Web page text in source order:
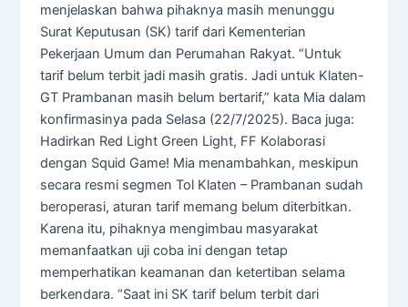
menjelaskan bahwa pihaknya masih menunggu
Surat Keputusan (SK) tarif dari Kementerian
Pekerjaan Umum dan Perumahan Rakyat. “Untuk
tarif belum terbit jadi masih gratis. Jadi untuk Klaten-
GT Prambanan masih belum bertarif,” kata Mia dalam
konfirmasinya pada Selasa (22/7/2025). Baca juga:
Hadirkan Red Light Green Light, FF Kolaborasi
dengan Squid Game! Mia menambahkan, meskipun
secara resmi segmen Tol Klaten – Prambanan sudah
beroperasi, aturan tarif memang belum diterbitkan.
Karena itu, pihaknya mengimbau masyarakat
memanfaatkan uji coba ini dengan tetap
memperhatikan keamanan dan ketertiban selama
berkendara. “Saat ini SK tarif belum terbit dari